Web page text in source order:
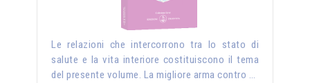
Le relazioni che intercorrono tra lo stato di
salute e la vita interiore costituiscono il tema
del presente volume. La migliore arma contro …